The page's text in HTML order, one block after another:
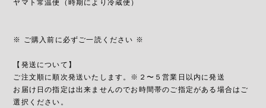
ヤマト常温便（時期により冷蔵便）
※ ご購入前に必ずご一読ください ※
【発送について】
ご注文順に順次発送いたします。※２〜５営業日以内に発送
お届け日の指定は出来ませんのでお時間帯のご指定がある場合はご
選択ください。